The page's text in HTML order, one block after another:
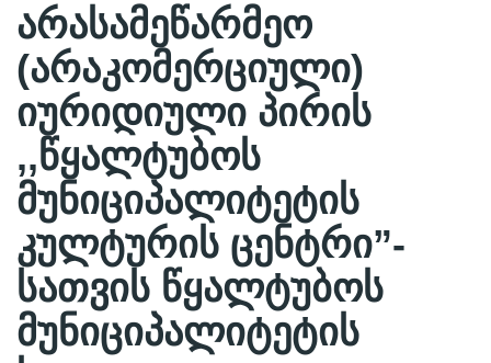
არასამეწარმეო
(არაკომერციული)
იურიდიული პირის
,,წყალტუბოს
მუნიციპალიტეტის
კულტურის ცენტრი”-
სათვის წყალტუბოს
მუნიციპალიტეტის